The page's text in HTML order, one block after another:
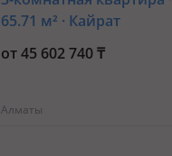
65.71 м² · Кайрат
микрорайон 716/16
от 45 602 740 ₸
Алматы